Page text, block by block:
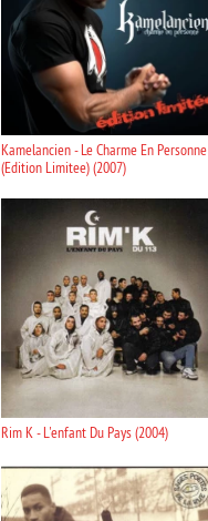
Kamelancien - Le Charme En Personne
(Edition Limitee) (2007)
Rim K - L'enfant Du Pays (2004)